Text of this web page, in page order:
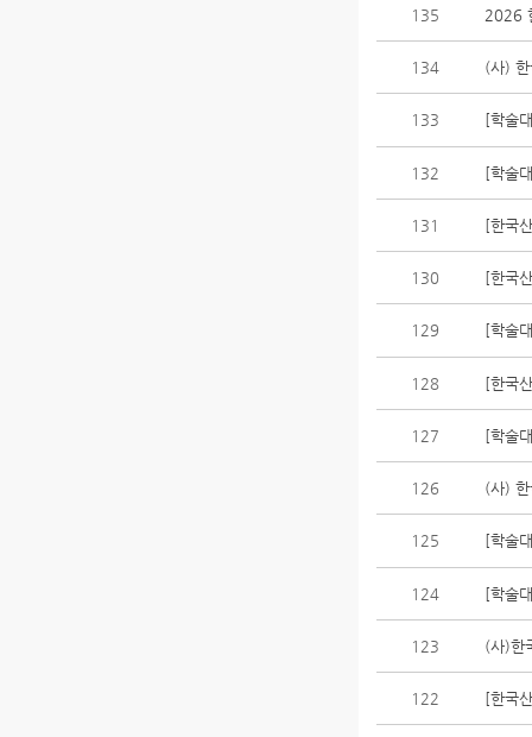
135 2026
134 (사)
133 [학술
132 [학술
131 [한국
130 [한국
129 [학술
128 [한국
127 [학술
126 (사)
125 [학술
124 [학술
123 (사)한
122 [한국